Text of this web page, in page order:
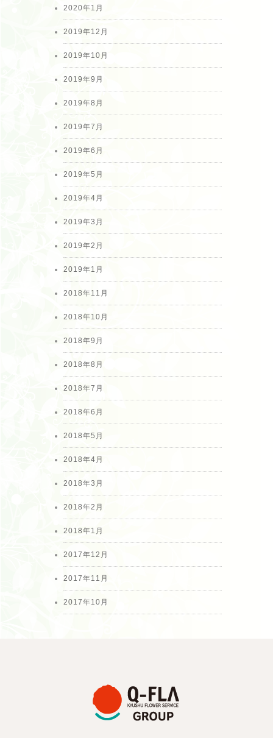
2020年1月
2019年12月
2019年10月
2019年9月
2019年8月
2019年7月
2019年6月
2019年5月
2019年4月
2019年3月
2019年2月
2019年1月
2018年11月
2018年10月
2018年9月
2018年8月
2018年7月
2018年6月
2018年5月
2018年4月
2018年3月
2018年2月
2018年1月
2017年12月
2017年11月
2017年10月